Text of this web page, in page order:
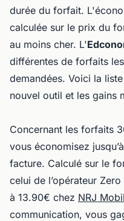
durée du forfait.
calculée sur le prix du
au moins cher. L'
différentes de forfaits
demandées. Voici la
nouvel outil et les gains
Concernant les forfaits
vous économisez
facture. Calculé sur le
celui de l’opérateur
à 13.90€ chez NRJ
communication, vous